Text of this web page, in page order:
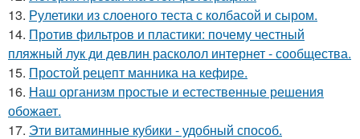
13. Рулетики из слоеного теста с колбасой и сыром.
14. Против фильтров и пластики: почему честный
пляжный лук ди девлин расколол интернет - сообщества.
15. Простой рецепт манника на кефире.
16. Наш организм простые и естественные решения
обожает.
17. Эти витаминные кубики - удобный способ.